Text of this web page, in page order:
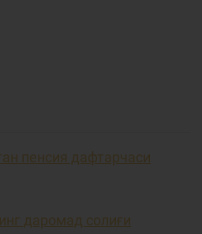
пенсия дафтарчаси
даромад солиғи